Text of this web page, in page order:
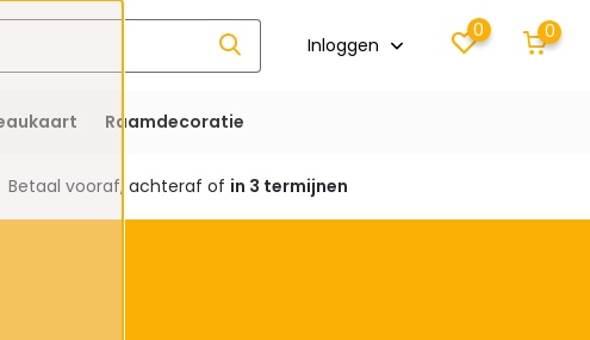
Inloggen
0 0
Raamdecoratie
Betaal vooraf, achteraf of in 3 termijnen